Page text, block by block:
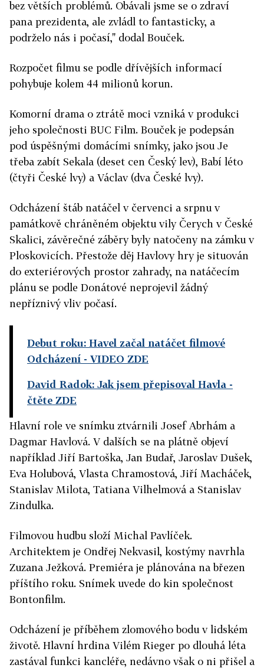
bez větších problémů. Obávali jsme se o zdraví
pana prezidenta, ale zvládl to fantasticky, a
podrželo nás i počasí," dodal Bouček.
Rozpočet filmu se podle dřívějších informací
pohybuje kolem 44 milionů korun.
Komorní drama o ztrátě moci vzniká v produkci
jeho společnosti BUC Film. Bouček je podepsán
pod úspěšnými domácími snímky, jako jsou Je
třeba zabít Sekala (deset cen Český lev), Babí léto
(čtyři České lvy) a Václav (dva České lvy).
Odcházení štáb natáčel v červenci a srpnu v
památkově chráněném objektu vily Čerych v České
Skalici, závěrečné záběry byly natočeny na zámku v
Ploskovicích. Přestože děj Havlovy hry je situován
do exteriérových prostor zahrady, na natáčecím
plánu se podle Donátové neprojevil žádný
nepříznivý vliv počasí.
Debut roku: Havel začal natáčet filmové
Odcházení - VIDEO ZDE
David Radok: Jak jsem přepisoval Havla -
čtěte ZDE
Hlavní role ve snímku ztvárnili Josef Abrhám a
Dagmar Havlová. V dalších se na plátně objeví
například Jiří Bartoška, Jan Budař, Jaroslav Dušek,
Eva Holubová, Vlasta Chramostová, Jiří Macháček,
Stanislav Milota, Tatiana Vilhelmová a Stanislav
Zindulka.
Filmovou hudbu složí Michal Pavlíček.
Architektem je Ondřej Nekvasil, kostýmy navrhla
Zuzana Ježková. Premiéra je plánována na březen
příštího roku. Snímek uvede do kin společnost
Bontonfilm.
Odcházení je příběhem zlomového bodu v lidském
životě. Hlavní hrdina Vilém Rieger po dlouhá léta
zastával funkci kancléře, nedávno však o ni přišel a